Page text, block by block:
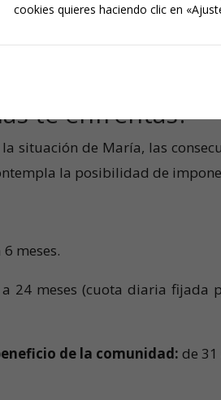
enfrentarse a problemas
la situación.
te enfrentas?
la situación de María, las
la posibilidad de
6 meses.
24 meses (cuota diaria fijada
de la comunidad:de
cookies quieres haciendo clic en